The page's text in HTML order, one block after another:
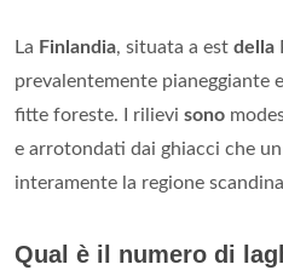
La Finlandia, situata a est della
prevalentemente pianeggiante
fitte foreste. I rilievi sono
e arrotondati dai ghiacci che
interamente la regione
Qual è il numero di